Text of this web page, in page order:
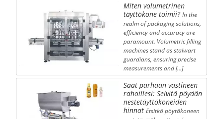
Miten volumetrinen
täyttökone toimii? In the
realm of packaging solutions,
efficiency and accuracy are
paramount. Volumetric filling
machines stand as stalwart
guardians, ensuring precise
measurements and […]
Saat parhaan vastineen
rahoillesi: Selvitä pöydän
nestetäyttökoneiden
hinnat Etsitkö pöytäkoneen